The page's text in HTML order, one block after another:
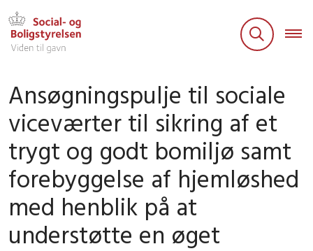
Ansøgningspulje til sociale
viceværter til sikring af et
trygt og godt bomiljø samt
forebyggelse af hjemløshed
med henblik på at
understøtte en øget